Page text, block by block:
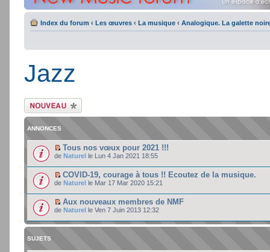
Index du forum ‹ Les œuvres ‹ La musique ‹ Analogique. La galette
Jazz
Ecrire un nouveau
sujet
ANNONCES
Tous nos vœux pour 2021 !!!
de Naturel le Lun 4 Jan 2021 18:55
COVID-19, courage à tous !! Ecoutez de la musique.
de Naturel le Mar 17 Mar 2020 15:21
Aux nouveaux membres de NMF
de Naturel le Ven 7 Juin 2013 12:32
SUJETS